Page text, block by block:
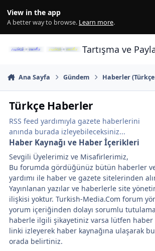
View in the app
A better way to browse. Learn more.
Tartışma ve
Ana Sayfa Gündem Haberler
Türkçe Haberler
RSS feed yardımıyla gazete haberlerini
anında burada izleyebileceksiniz...
Haber Kaynağı ve Haber İçerikleri
Sevgili Üyelerimiz ve Misafirlerimiz,
Bu forumda gördüğünüz bütün haberler
yardımı ile haber ve gazete sitelerinden
Yayınlanan yazılar ve haberlerle site
ilişkisi yoktur. Turkish-Media.Com forum
yorum içeriğinden dolayı sorumlu
haberle ilgili şikayetiniz varsa lütfen
linki izleyerek haber kaynağına ulaşarak
orada belirtiniz.